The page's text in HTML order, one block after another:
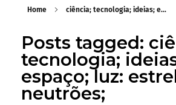
Home ciência; tecnologia; ideias; e...
Posts tagged:
tecnologia;
espaço; luz:
neutrões;